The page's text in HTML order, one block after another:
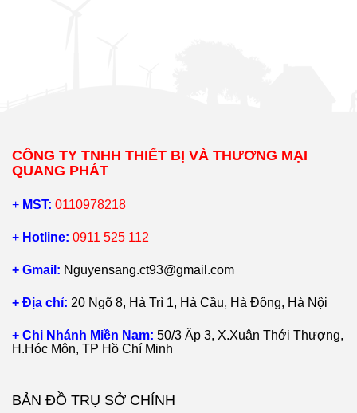
CÔNG TY TNHH THIẾT BỊ VÀ THƯƠNG MẠI
QUANG PHÁT
+ MST: 0110978218
+ Hotline: 0911 525 112
+ Gmail: Nguyensang.ct93@gmail.com
+ Địa chỉ: 20 Ngõ 8, Hà Trì 1, Hà Cầu, Hà Đông, Hà Nội
+ Chi Nhánh Miền Nam: 50/3 Ấp 3, X.Xuân Thới Thượng,
H.Hóc Môn, TP Hồ Chí Minh
BẢN ĐỒ TRỤ SỞ CHÍNH